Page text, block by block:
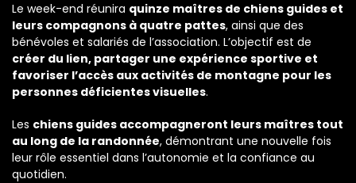
Le week-end réunira quinze maîtres de chiens guides et
leurs compagnons à quatre pattes, ainsi que des
bénévoles et salariés de l’association. L’objectif est de
créer du lien, partager une expérience sportive et
favoriser l’accès aux activités de montagne pour les
personnes déficientes visuelles.
Les chiens guides accompagneront leurs maîtres tout
au long de la randonnée, démontrant une nouvelle fois
leur rôle essentiel dans l’autonomie et la confiance au
quotidien.